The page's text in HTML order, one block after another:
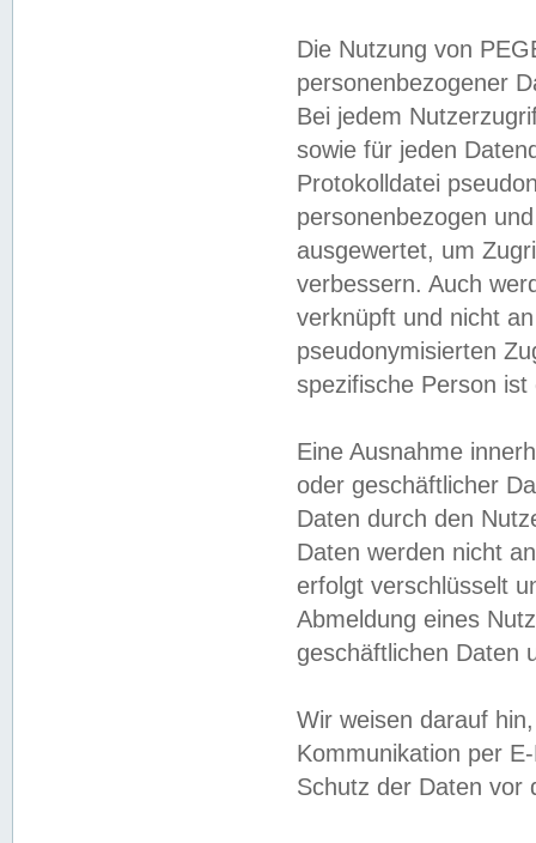
Die Nutzung von
personenbezogener
Bei jedem
sowie für jeden
Protokolldatei
personenbezogen
ausgewertet, um
verbessern. Auch
verknüpft und nicht
pseudonymisierten
spezifische Person
Eine Ausnahme
oder geschäftlicher
Daten durch den
Daten werden nicht
erfolgt verschlüsselt
Abmeldung eines
geschäftlichen Daten
Wir weisen darauf
Kommunikation per
Schutz der Daten vor